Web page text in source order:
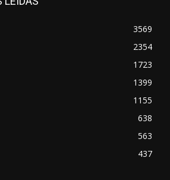
3569
2354
1723
1399
1155
638
563
437